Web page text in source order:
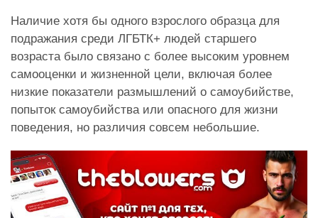
Наличие хотя бы одного взрослого образца для
подражания среди ЛГБТК+ людей старшего
возраста было связано с более высоким уровнем
самооценки и жизненной цели, включая более
низкие показатели размышлений о самоубийстве,
попыток самоубийства или опасного для жизни
поведения, но различия совсем небольшие.